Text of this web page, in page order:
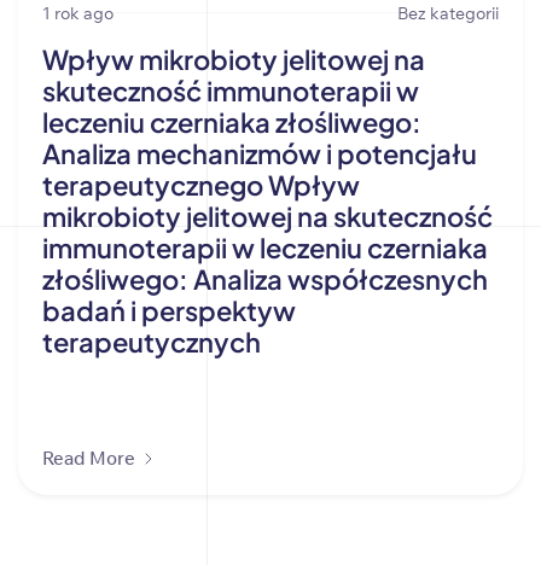
1 rok ago Bez kategorii
Wpływ mikrobioty jelitowej na
skuteczność immunoterapii w
leczeniu czerniaka złośliwego:
Analiza mechanizmów i potencjału
terapeutycznego Wpływ
mikrobioty jelitowej na skuteczność
immunoterapii w leczeniu czerniaka
złośliwego: Analiza współczesnych
badań i perspektyw
terapeutycznych
Read More